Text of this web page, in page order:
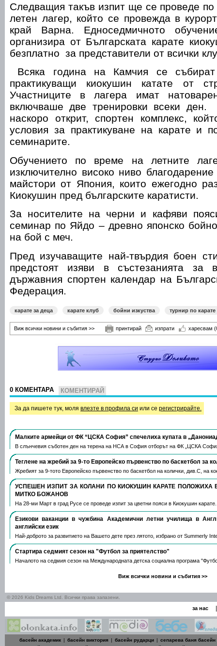
Следващия такъв изпит ще се проведе
летен лагер, който се провежда в
край Варна. Едноседмичното
организира от Българската карате
безплатно за представители от всички
Всяка година на Камчия се
практикуващи киокушин катате от
Участниците в лагера имат
включваше две тренировки всеки
наскоро открит, спортен комплекс,
условия за практикуване на карате и
семинарите.
Обучението по време на летните
изключително високо ниво
майстори от Япония, които ежегодно
Киокушин пред българските каратисти.
За носителите на черни и кафяви
семинар по Яйдо – древно японско
на бой с меч.
Пред изучаващите най-твърдия боен
предстоят изяви в състезанията за
държавния спортен календар на
Федерация.
карате за деца карате клуб бойни изкуства турнир по карате
Виж всички новини и събития >> принтирай изпрати харесвам
0 КОМЕНТАРА КОМЕНТИРАЙ
За да пишете тук, моля влезте в профила си или се регистрирайте.
Малките армейци от ФК “ЦСКА София” спечелиха купата в
В слънчевия съботен ден на терена на НСА в София отборът на ФК „ЦСКА
Теглене на жребий за 9-то Европейско първенство по баскетбол за
Жребият за 9-тото Европейско първенство по баскетбол на колички, див.С, на
УСПЕШЕН ИЗПИТ ЗА КОЛАНИ ПО КИОКУШИН КАРАТЕ ПОЛОЖИХА
МИТКО БОЖАНОВ
На 28-ми Март в град Русе се проведе изпит за цветни пояси в Киокушин
Езикови ваканции​ в чужбина Академични летни училища в
английски език
Най-доброто за развитието на Вашето дете през лятото, избрано от Summerly
Стартира седмият сезон на "Футбол за приятелство"
Началото на седмия сезон на Международната детска социална програма
Виж всички новини и събития >>
© 2026 Kids Dreams Ltd. Всички права запазени.
за нас
басейн академик басейн виктория басейн рударци
сепарева баня басейн